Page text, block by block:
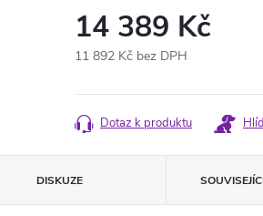
14 389 Kč
11 892 Kč bez DPH
cena:
Dotaz k produktu
DISKUZE